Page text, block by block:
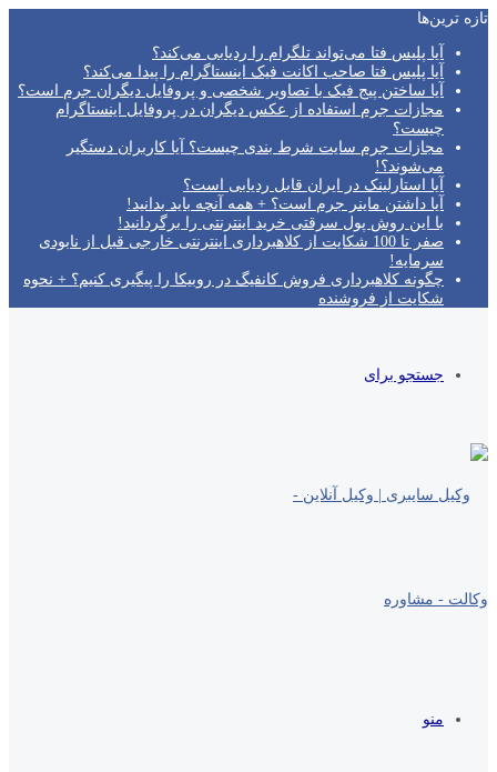
تازه‌ ترین‌ها
آیا پلیس فتا می‌تواند تلگرام را ردیابی می‌کند؟
آیا پلیس فتا صاحب اکانت فیک اینستاگرام را پیدا می‌کند؟
آیا ساختن پیج فیک با تصاویر شخصی و پروفایل دیگران جرم است؟
مجازات جرم استفاده از عکس دیگران در پروفایل اینستاگرام
چیست؟
مجازات جرم سایت شرط بندی چیست؟ آیا کاربران دستگیر
می‌شوند؟!
آیا استارلینک در ایران قابل ردیابی است؟
آیا داشتن ماینر جرم است؟ + همه آنچه باید بدانید!
با این روش پول سرقتی خرید اینترنتی را برگردانید!
صفر تا 100 شکایت از کلاهبرداری اینترنتی خارجی قبل از نابودی
سرمایه!
چگونه کلاهبرداری فروش کانفیگ در روبیکا را پیگیری کنیم؟ + نحوه
شکایت از فروشنده
جستجو برای
منو